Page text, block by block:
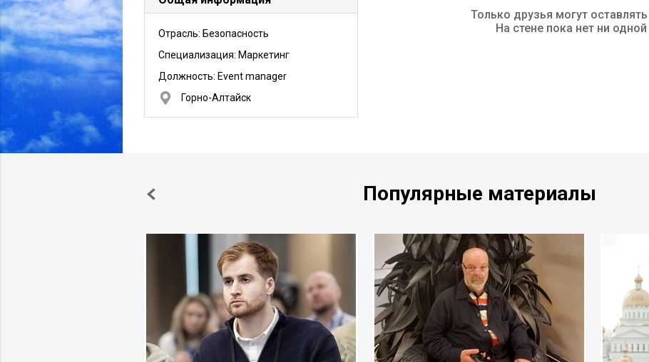
Отрасль: Безопасность
Специализация: Маркетинг
Должность: Event manager
Горно-Алтайск
Только друзья могут
На стене пока нет ни одной
Популярные материалы